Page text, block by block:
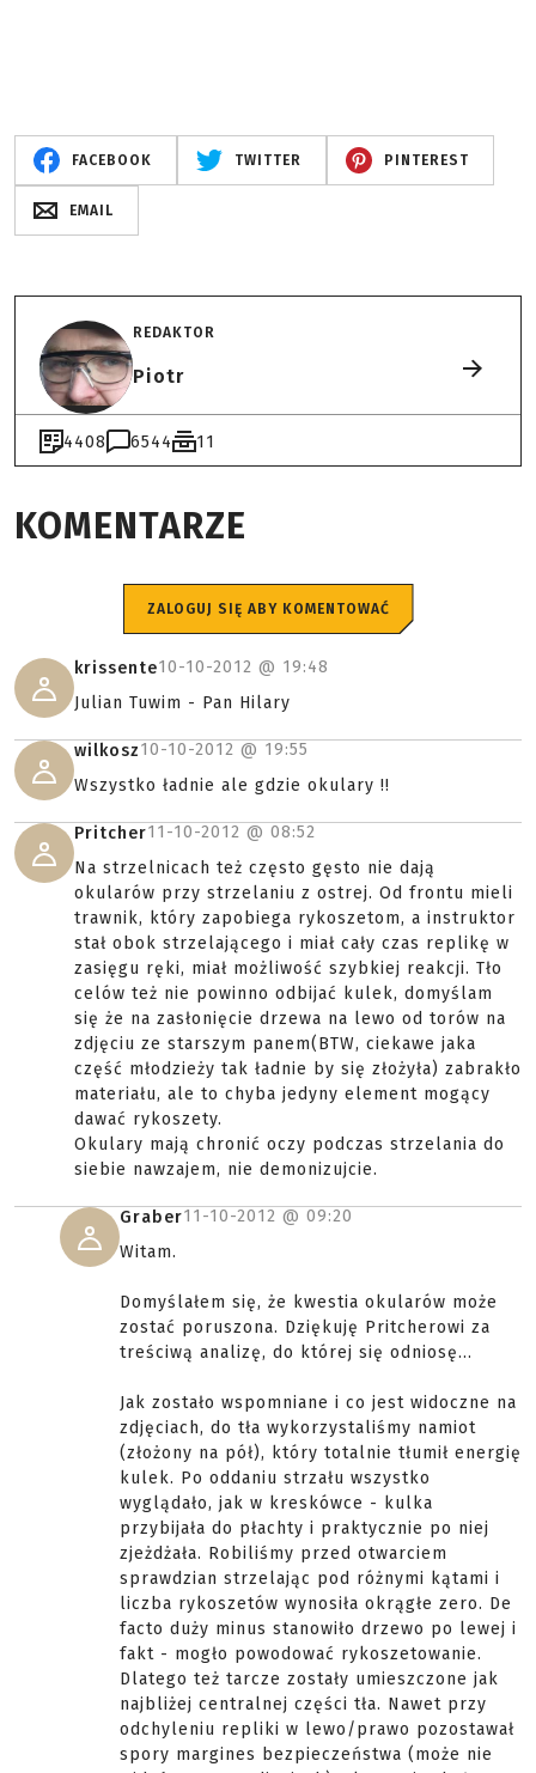
FACEBOOK TWITTER PINTEREST
EMAIL
REDAKTOR
Piotr
4408 6544 11
KOMENTARZE
ZALOGUJ SIĘ ABY KOMENTOWAĆ
krissente10-10-2012 @ 19:48
Julian Tuwim - Pan Hilary
wilkosz10-10-2012 @ 19:55
Wszystko ładnie ale gdzie okulary !!
Pritcher11-10-2012 @ 08:52
Na strzelnicach też często gęsto nie dają
okularów przy strzelaniu z ostrej. Od frontu mieli
trawnik, który zapobiega rykoszetom, a instruktor
stał obok strzelającego i miał cały czas replikę w
zasięgu ręki, miał możliwość szybkiej reakcji. Tło
celów też nie powinno odbijać kulek, domyślam
się że na zasłonięcie drzewa na lewo od torów na
zdjęciu ze starszym panem(BTW, ciekawe jaka
część młodzieży tak ładnie by się złożyła) zabrakło
materiału, ale to chyba jedyny element mogący
dawać rykoszety.
Okulary mają chronić oczy podczas strzelania do
siebie nawzajem, nie demonizujcie.
Graber11-10-2012 @ 09:20
Witam.
Domyślałem się, że kwestia okularów może
zostać poruszona. Dziękuję Pritcherowi za
treściwą analizę, do której się odniosę...
Jak zostało wspomniane i co jest widoczne na
zdjęciach, do tła wykorzystaliśmy namiot
(złożony na pół), który totalnie tłumił energię
kulek. Po oddaniu strzału wszystko
wyglądało, jak w kreskówce - kulka
przybijała do płachty i praktycznie po niej
zjeżdżała. Robiliśmy przed otwarciem
sprawdzian strzelając pod różnymi kątami i
liczba rykoszetów wynosiła okrągłe zero. De
facto duży minus stanowiło drzewo po lewej i
fakt - mogło powodować rykoszetowanie.
Dlatego też tarcze zostały umieszczone jak
najbliżej centralnej części tła. Nawet przy
odchyleniu repliki w lewo/prawo pozostawał
spory margines bezpieczeństwa (może nie